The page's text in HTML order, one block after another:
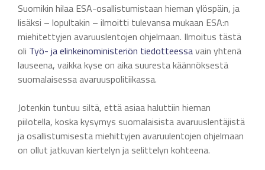
Suomikin hilaa ESA-osallistumistaan hieman ylöspäin, ja
lisäksi – lopultakin – ilmoitti tulevansa mukaan ESA:n
miehitettyjen avaruuslentojen ohjelmaan. Ilmoitus tästä
oli Työ- ja elinkeinoministeriön tiedotteessavain yhtenä
lauseena, vaikka kyse on aika suuresta käännöksestä
suomalaisessa avaruuspolitiikassa.
Jotenkin tuntuu siltä, että asiaa haluttiin hieman
piilotella, koska kysymys suomalaisista avaruuslentäjistä
ja osallistumisesta miehittyjen avaruulentojen ohjelmaan
on ollut jatkuvan kiertelyn ja selittelyn kohteena.